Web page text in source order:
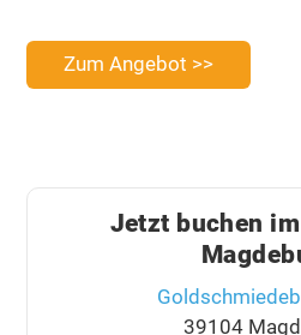
Zum Angebot >>
Jetzt buchen
39104